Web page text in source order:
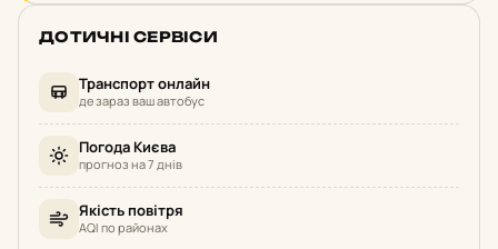
ДОТИЧНІ СЕРВІСИ
Транспорт онлайн
де зараз ваш автобус
Погода Києва
прогноз на 7 днів
Якість повітря
AQI по районах